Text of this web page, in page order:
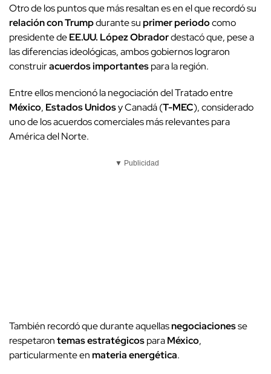
Otro de los puntos que más resaltan es en el que recordó su
relación con Trumpdurante suprimer periodocomo
presidente deEE.UU. López Obradordestacó que, pese a
las diferencias ideológicas, ambos gobiernos lograron
construiracuerdos importantespara la región.
Entre ellos mencionó la negociación del Tratado entre
México, Estados Unidosy Canadá (T-MEC), considerado
uno de los acuerdos comerciales más relevantes para
América del Norte.
▼ Publicidad
También recordó que durante aquellasnegociacionesse
respetarontemas estratégicosparaMéxico,
particularmente enmateria energética.